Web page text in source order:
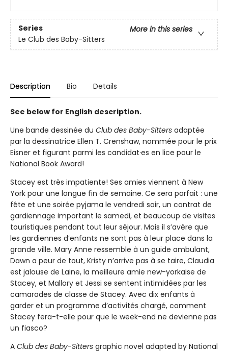
Series
More in this series
Le Club des Baby-Sitters
Description Bio Details
See below for English description.
Une bande dessinée du Club des Baby-Sitters adaptée
par la dessinatrice Ellen T. Crenshaw, nommée pour le prix
Eisner et figurant parmi les candidat·es en lice pour le
National Book Award!
Stacey est très impatiente! Ses amies viennent à New
York pour une longue fin de semaine. Ce sera parfait : une
fête et une soirée pyjama le vendredi soir, un contrat de
gardiennage important le samedi, et beaucoup de visites
touristiques pendant tout leur séjour. Mais il s’avère que
les gardiennes d’enfants ne sont pas à leur place dans la
grande ville. Mary Anne ressemble à un guide ambulant,
Dawn a peur de tout, Kristy n’arrive pas à se taire, Claudia
est jalouse de Laine, la meilleure amie new-yorkaise de
Stacey, et Mallory et Jessi se sentent intimidées par les
camarades de classe de Stacey. Avec dix enfants à
garder et un programme d’activités chargé, comment
Stacey fera-t-elle pour que le week-end ne devienne pas
un fiasco?
A Club des Baby-Sitters graphic novel adapted by National